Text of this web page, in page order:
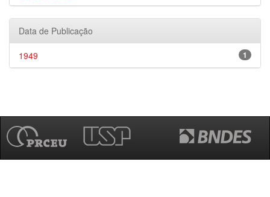
Data de Publicação
1
1949